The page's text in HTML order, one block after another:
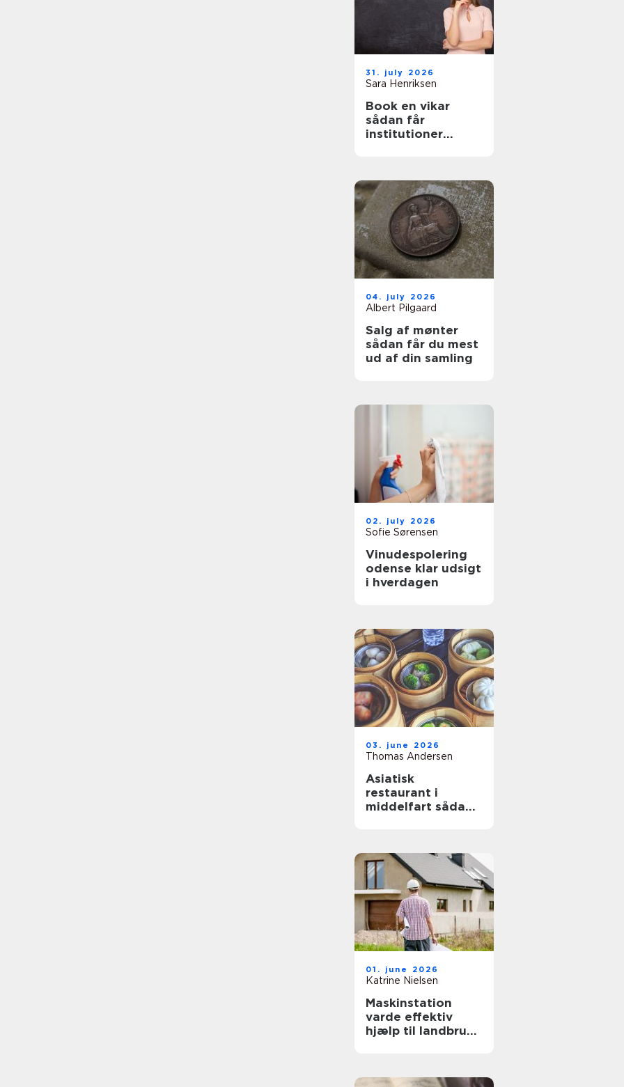
31. july 2026
Sara Henriksen
Book en vikar
sådan får
institutioner
04. july 2026
Albert Pilgaard
Salg af mønter
sådan får du mest
ud af din samling
02. july 2026
Sofie Sørensen
Vinudespolering
odense klar udsigt
i hverdagen
03. june 2026
Thomas Andersen
Asiatisk
restaurant i
middelfart sådan
01. june 2026
Katrine Nielsen
Maskinstation
varde effektiv
hjælp til landbrug